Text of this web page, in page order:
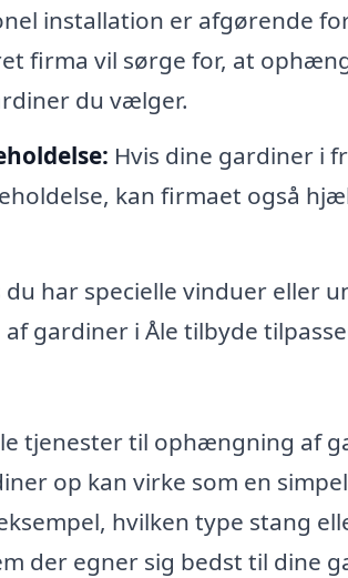
installation er afgørende
firma vil sørge for, at
du vælger.
Hvis dine gardiner i
kan firmaet også
du har specielle vinduer eller
gardiner i Åle tilbyde
tjenester til ophængning af
op kan virke som en
hvilken type stang
der egner sig bedst til dine